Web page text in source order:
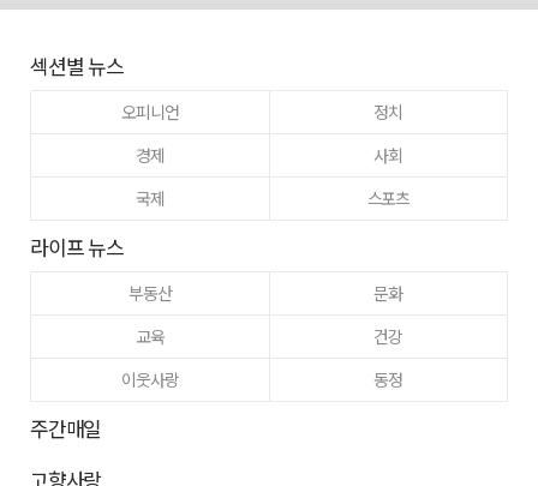
섹션별 뉴스
오피니언
정치
경제
사회
국제
스포츠
라이프 뉴스
부동산
문화
교육
건강
이웃사랑
동정
주간매일
고향사랑